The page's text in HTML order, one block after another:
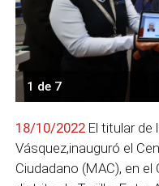
1 de 7
18/10/2022 El titular de
Vásquez,inauguró el
Ciudadano (MAC), en